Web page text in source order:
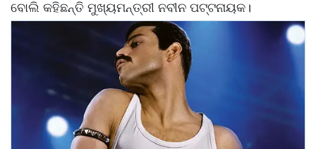
ବୋଲି କହିଛନ୍ତି ମୁଖ୍ୟମନ୍ତ୍ରୀ ନବୀନ ପଟ୍ଟନାୟକ।